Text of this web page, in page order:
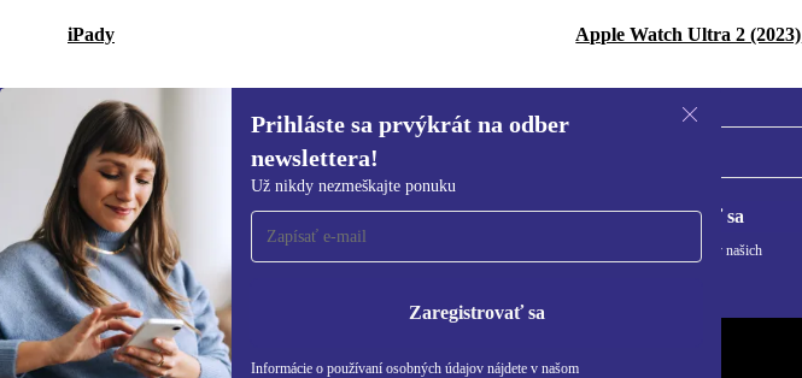
iPady Apple Watch Ultra 2 (2023)
Prihláste sa prvýkrát na odber
newslettera!
Už nikdy nezmeškajte ponuku
Zaregistrovať sa
Informácie o používaní osobných údajov nájdete v našom
Prihláste sa prvýkrát na
newsletter!
Už nikdy nezmeškajte ponuku.
Zaregistrovať sa
Informácie o používaní osobných údajov nájdete v našich
REFURBED SLOVENSKO – RETHINK NEW.